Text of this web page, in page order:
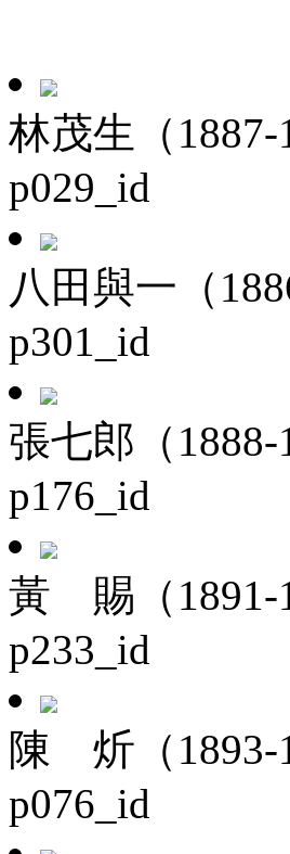
林茂生（1887-
p029_id
八田與一（
p301_id
張七郎（1888-
p176_id
黃 賜（1891-
p233_id
陳 炘（1893-
p076_id